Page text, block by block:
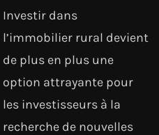
Investir dans
l’immobilier rural devient
de plus en plus une
option attrayante pour
les investisseurs à la
recherche de nouvelles